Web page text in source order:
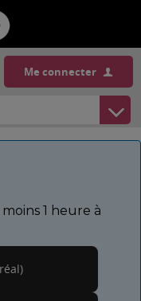
Me connecter
1 heure à